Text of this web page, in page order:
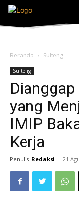
Beranda Sulteng
Sulteng
yang
IMIP
Kerja
Penulis Redaksi - 21